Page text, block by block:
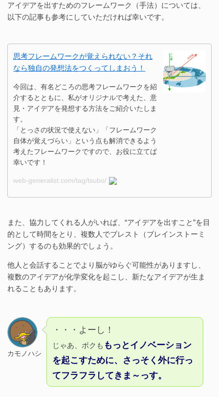
アイデアを出すためのフレームワーク（手法）については、
以下の記事も参考にしていただければ幸いです。
思考フレームワークが覚えられない？それ
なら独自の発想法をつくってしまおう！
今回は、有名どころの思考フレームワークを紹
介するとともに、私がオリジナルで考えた、意
見・アイデアを発想する方法をご紹介いたしま
す。
「とっさの状況で使えない」「フレームワーク
自体が覚えづらい」という点も解消できるよう
考えたフレームワークですので、お役に立てば
幸いです！
web-generalist.com/tag/tsubo/
また、協力してくれる人がいれば、“アイデアを出すこと”を目
的として時間をとり、複数人でブレスト（ブレインストーミ
ング）するのも効果的でしょう。
他人と会話することでより脳がゆらぐ可能性がありますし、
複数のアイデアが化学変化を起こし、新たなアイデアが生ま
れることもあります。
カモノハシ
・・・よーし！
じゃあ、ボクも もっとイノベーション
を起こすために、さっそく外に行っ
てフラフラしてきま～っす。